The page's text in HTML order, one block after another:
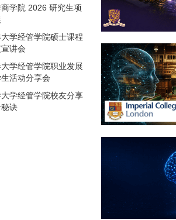
学院 2026 研究生项
学经管学院硕士课程
讲会
学经管学院职业发展
活动分享会
学经管学院校友分享
诀